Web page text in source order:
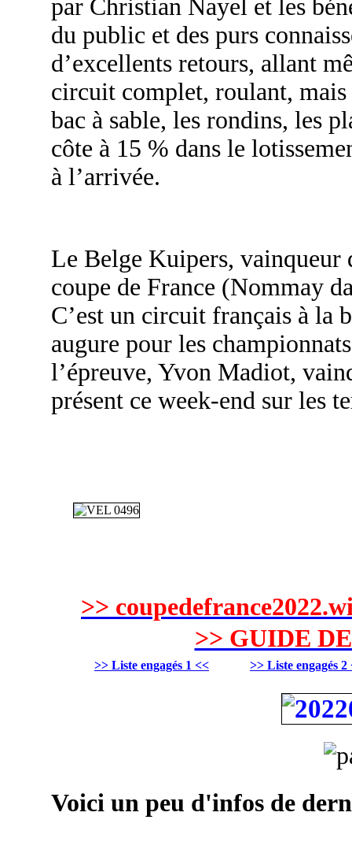
par Christian Nayel et les
du public et des purs
d’excellents retours, allant
circuit complet, roulant,
bac à sable, les rondins, les
côte à 15 % dans le
à l’arrivée.
Le Belge Kuipers, vainqueur
coupe de France (Nommay
C’est un circuit français à la
augure pour les
l’épreuve, Yvon Madiot,
présent ce week-end sur les
>>
>> GUIDE
>> Liste engagés 1 << >> Liste engagés 2
Voici un peu d'infos de